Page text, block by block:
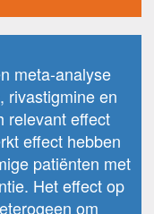
meta-analyse
rivastigmine en
relevant effect
effect hebben
patiënten met
Het effect op
om